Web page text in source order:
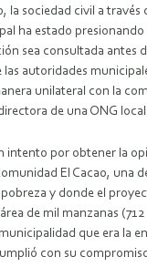
la sociedad civil a través
ha estado presionando
sea consultada antes
autoridades
unilateral con la
de una ONG local.
intento por obtener la
El Cacao, una
y donde el
de mil manzanas
que era la
con su